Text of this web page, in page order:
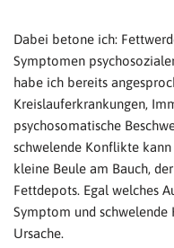
Dabei betone ich:
Symptomen
habe ich bereits
Kreislauferkrankungen,
psychosomatische
schwelende Konflikte
kleine Beule am Bauch,
Fettdepots. Egal welches
Symptom und
Ursache.